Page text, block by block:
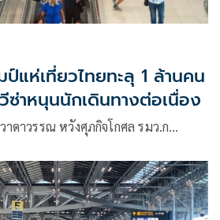
แห่เที่ยวไทยทะลุ 1 ล้านคน
ซ่าหนุนนักเดินทางต่อเนื่อง
ดาวรรณ หวังศุภกิจโกศล รมว.ก…